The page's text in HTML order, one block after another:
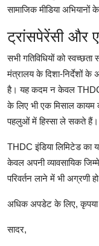
सामाजिक मीडिया
ट्रांसपेरेंसी और
सभी गतिविधियों को स्वच्छता
मंत्रालय के दिशा-निर्देशों के
है। यह कदम न केवल THDCIL
के लिए भी एक मिसाल कायम
पहलुओं में हिस्सा ले सकते हैं।
THDC इंडिया लिमिटेड
केवल अपनी व्यावसायिक
परिवर्तन लाने में भी अग्रणी
अधिक अपडेट के लिए, कृपया
सादर,